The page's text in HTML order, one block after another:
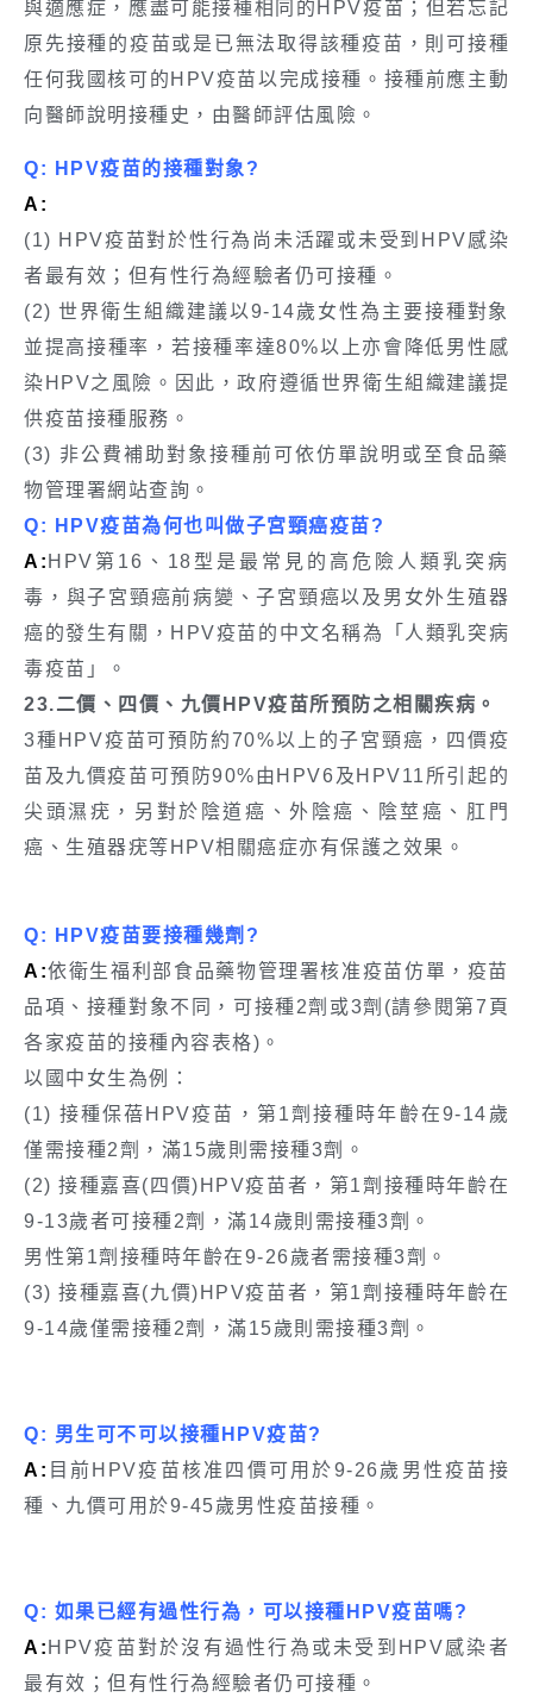
與適應症，應盡可能接種相同的HPV疫苗；但若忘記
原先接種的疫苗或是已無法取得該種疫苗，則可接種
任何我國核可的HPV疫苗以完成接種。接種前應主動
向醫師說明接種史，由醫師評估風險。
Q: HPV疫苗的接種對象?
A:
(1) HPV疫苗對於性行為尚未活躍或未受到HPV感染
者最有效；但有性行為經驗者仍可接種。
(2) 世界衛生組織建議以9-14歲女性為主要接種對象
並提高接種率，若接種率達80%以上亦會降低男性感
染HPV之風險。因此，政府遵循世界衛生組織建議提
供疫苗接種服務。
(3) 非公費補助對象接種前可依仿單說明或至食品藥
物管理署網站查詢。
Q: HPV疫苗為何也叫做子宮頸癌疫苗?
A: HPV第16、18型是最常見的高危險人類乳突病
毒，與子宮頸癌前病變、子宮頸癌以及男女外生殖器
癌的發生有關，HPV疫苗的中文名稱為「人類乳突病
毒疫苗」。
23.二價、四價、九價HPV疫苗所預防之相關疾病。
3種HPV疫苗可預防約70%以上的子宮頸癌，四價疫
苗及九價疫苗可預防90%由HPV6及HPV11所引起的
尖頭濕疣，另對於陰道癌、外陰癌、陰莖癌、肛門
癌、生殖器疣等HPV相關癌症亦有保護之效果。
Q: HPV疫苗要接種幾劑?
A:依衛生福利部食品藥物管理署核准疫苗仿單，疫苗
品項、接種對象不同，可接種2劑或3劑(請參閱第7頁
各家疫苗的接種內容表格)。
以國中女生為例：
(1) 接種保蓓HPV疫苗，第1劑接種時年齡在9-14歲
僅需接種2劑，滿15歲則需接種3劑。
(2) 接種嘉喜(四價)HPV疫苗者，第1劑接種時年齡在
9-13歲者可接種2劑，滿14歲則需接種3劑。
男性第1劑接種時年齡在9-26歲者需接種3劑。
(3) 接種嘉喜(九價)HPV疫苗者，第1劑接種時年齡在
9-14歲僅需接種2劑，滿15歲則需接種3劑。
Q: 男生可不可以接種HPV疫苗?
A: 目前HPV疫苗核准四價可用於9-26歲男性疫苗接
種、九價可用於9-45歲男性疫苗接種。
Q: 如果已經有過性行為，可以接種HPV疫苗嗎?
A: HPV疫苗對於沒有過性行為或未受到HPV感染者
最有效；但有性行為經驗者仍可接種。